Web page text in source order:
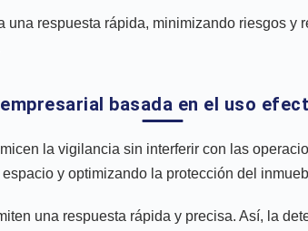
respuesta rápida, minimizando riesgos
basada en el uso
la vigilancia sin interferir con las
y optimizando la protección del
una respuesta rápida y precisa. Así, la